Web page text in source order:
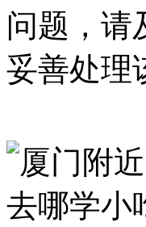
问题，请
妥善处理